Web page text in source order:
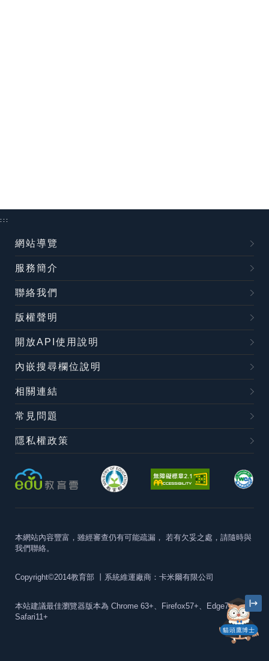
貓頭鷹博士
:::
網站導覽
服務簡介
聯絡我們
版權聲明
開放API使用說明
內嵌搜尋欄位說明
相關連結
常見問題
隱私權政策
本網站內容豐富，雖經審查仍有可能疏漏， 若有欠妥之處，請隨時與
我們聯絡。
Copyright©2014教育部 丨系統維運廠商：卡米爾有限公司
本站建議最佳瀏覽器版本為 Chrome 63+、Firefox57+、Edge79+及
Safari11+